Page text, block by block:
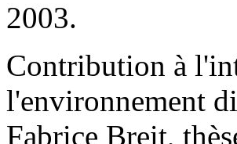
2003.
Contribution à
l'environnement
Fabrice Breit,